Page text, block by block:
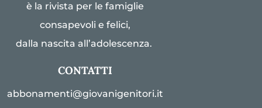
è la rivista per le famiglie
consapevoli e felici,
dalla nascita all’adolescenza.
CONTATTI
abbonamenti@giovanigenitori.it